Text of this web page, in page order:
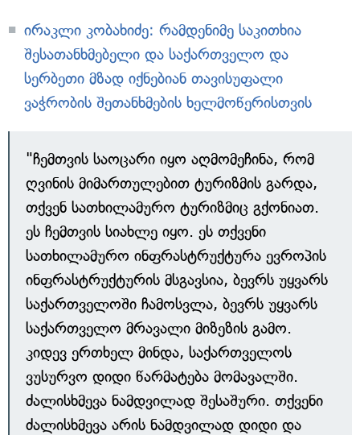
ირაკლი კობახიძე: რამდენიმე საკითხია
შესათანხმებელი და საქართველო და
სერბეთი მზად იქნებიან თავისუფალი
ვაჭრობის შეთანხმების ხელმოწერისთვის
"ჩემთვის საოცარი იყო აღმომეჩინა, რომ
ღვინის მიმართულებით ტურიზმის გარდა,
თქვენ სათხილამურო ტურიზმიც გქონიათ.
ეს ჩემთვის სიახლე იყო. ეს თქვენი
სათხილამურო ინფრასტრუქტურა ევროპის
ინფრასტრუქტურის მსგავსია, ბევრს უყვარს
საქართველოში ჩამოსვლა, ბევრს უყვარს
საქართველო მრავალი მიზეზის გამო.
კიდევ ერთხელ მინდა, საქართველოს
ვუსურვო დიდი წარმატება მომავალში.
ძალისხმევა ნამდვილად შესაშური. თქვენი
ძალისხმევა არის ნამდვილად დიდი და